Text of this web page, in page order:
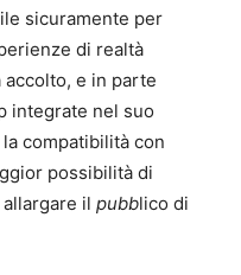
sicuramente per
di realtà
accolto, e in parte
integrate nel suo
compatibilità con
possibilità di
il pubblico di